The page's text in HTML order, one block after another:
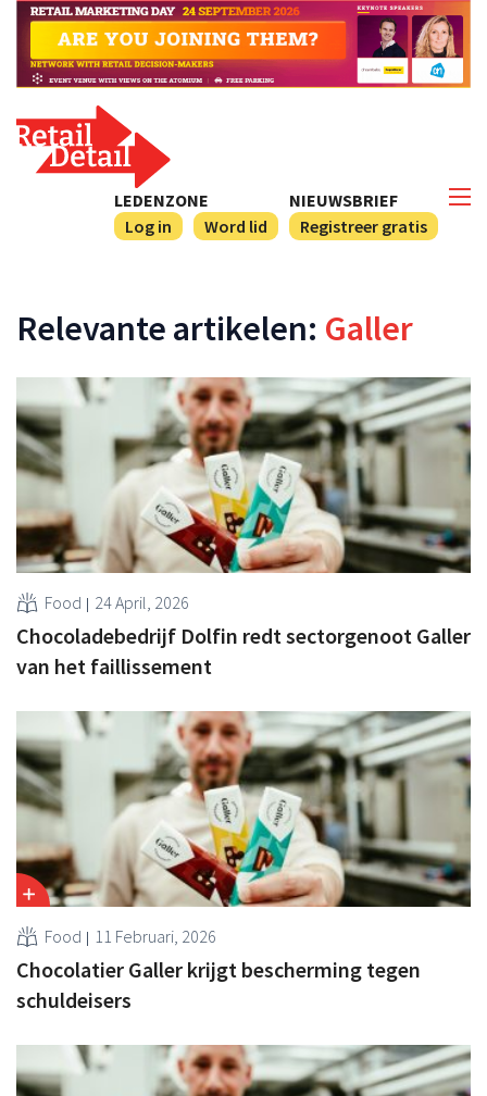
NIEUWSBRIEF
Registreer gratis
LEDENZONE
Log in
Word lid
Relevante artikelen: Galler
Food 24 April, 2026
Chocoladebedrijf Dolfin redt sectorgenoot Galler
van het faillissement
Food 11 Februari, 2026
Chocolatier Galler krijgt bescherming tegen
schuldeisers